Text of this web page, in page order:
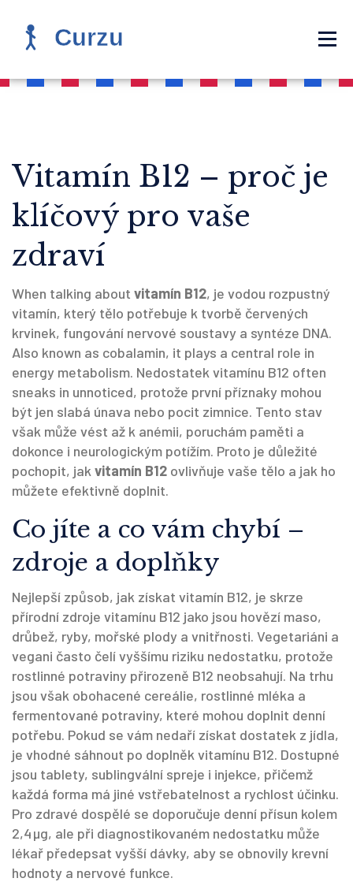
Vitamín B12 – proč je
klíčový pro vaše
zdraví
When talking about vitamín B12, je vodou rozpustný
vitamín, který tělo potřebuje k tvorbě červených
krvinek, fungování nervové soustavy a syntéze DNA.
Also known as cobalamin, it plays a central role in
energy metabolism. Nedostatek vitamínu B12 often
sneaks in unnoticed, protože první příznaky mohou
být jen slabá únava nebo pocit zimnice. Tento stav
však může vést až k anémii, poruchám paměti a
dokonce i neurologickým potížím. Proto je důležité
pochopit, jak vitamín B12 ovlivňuje vaše tělo a jak ho
můžete efektivně doplnit.
Co jíte a co vám chybí –
zdroje a doplňky
Nejlepší způsob, jak získat vitamín B12, je skrze
přírodní zdroje vitamínu B12 jako jsou hovězí maso,
drůbež, ryby, mořské plody a vnitřnosti. Vegetariáni a
vegani často čelí vyššímu riziku nedostatku, protože
rostlinné potraviny přirozeně B12 neobsahují. Na trhu
jsou však obohacené cereálie, rostlinné mléka a
fermentované potraviny, které mohou doplnit denní
potřebu. Pokud se vám nedaří získat dostatek z jídla,
je vhodné sáhnout po doplněk vitamínu B12. Dostupné
jsou tablety, sublingvální spreje i injekce, přičemž
každá forma má jiné vstřebatelnost a rychlost účinku.
Pro zdravé dospělé se doporučuje denní přísun kolem
2,4 µg, ale při diagnostikovaném nedostatku může
lékař předepsat vyšší dávky, aby se obnovily krevní
hodnoty a nervové funkce.